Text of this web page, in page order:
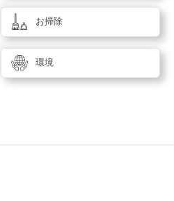
お掃除
環境